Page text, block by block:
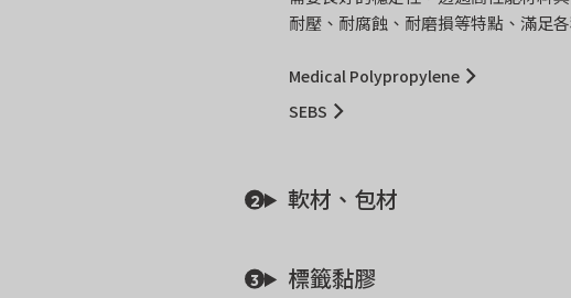
耐壓、耐腐蝕、耐磨損等特點、滿足
Medical Polypropylene
SEBS
軟材、包材
標籤黏膠